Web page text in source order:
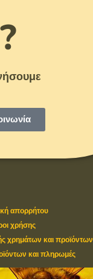
απορρήτου
χρήσης
χρημάτων και προϊόντων
και πληρωμές